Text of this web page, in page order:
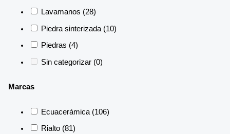
Lavamanos (28)
Piedra sinterizada (10)
Piedras (4)
Sin categorizar (0)
Marcas
Ecuacerámica (106)
Rialto (81)